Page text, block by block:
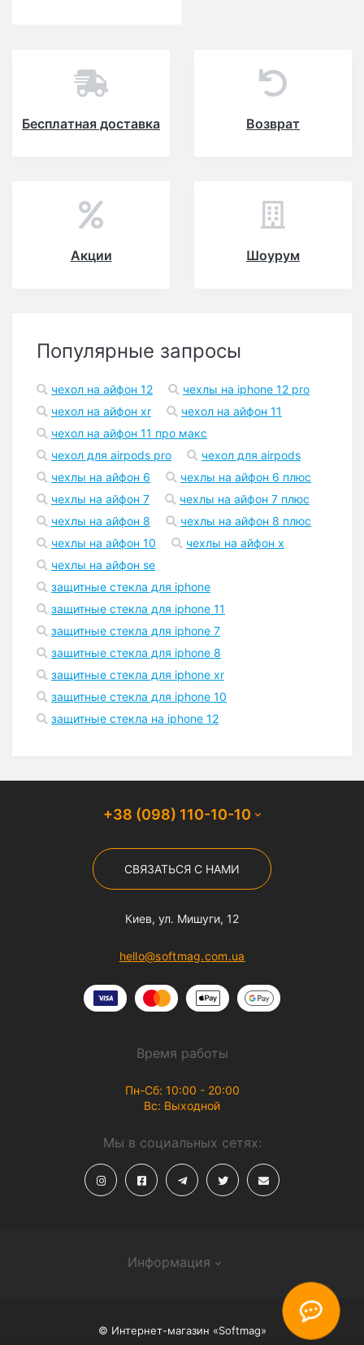
Бесплатная доставка Возврат
Акции Шоурум
Популярные запросы
чехол на айфон 12
чехлы на iphone 12 pro
чехол на айфон xr
чехол на айфон 11
чехол на айфон 11 про макс
чехол для airpods pro
чехол для airpods
чехлы на айфон 6
чехлы на айфон 6 плюс
чехлы на айфон 7
чехлы на айфон 7 плюс
чехлы на айфон 8
чехлы на айфон 8 плюс
чехлы на айфон 10
чехлы на айфон x
чехлы на айфон se
защитные стекла для iphone
защитные стекла для iphone 11
защитные стекла для iphone 7
защитные стекла для iphone 8
защитные стекла для iphone xr
защитные стекла для iphone 10
защитные стекла на iphone 12
+38 (098) 110-10-10
СВЯЗАТЬСЯ С НАМИ
Киев, ул. Мишуги, 12
hello@softmag.com.ua
Информация
Время работы
Пн-Сб: 10:00 - 20:00
Вс: Выходной
Мы в социальных сетях:
© Интернет-магазин «Softmag»